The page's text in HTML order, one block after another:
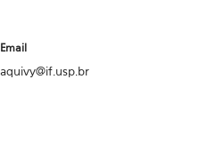
Email
aquivy@if.usp.br